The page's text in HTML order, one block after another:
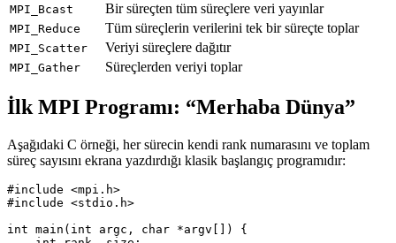
MPI_Bcast Bir süreçten tüm süreçlere veri yayınlar
MPI_Reduce Tüm süreçlerin verilerini tek bir süreçte toplar
MPI_Scatter Veriyi süreçlere dağıtır
MPI_Gather Süreçlerden veriyi toplar
İlk MPI Programı: “Merhaba Dünya”
Aşağıdaki C örneği, her sürecin kendi rank numarasını ve toplam
süreç sayısını ekrana yazdırdığı klasik başlangıç programıdır:
#include <mpi.h>
#include <stdio.h>
int main ( int argc , char *argv [])
{